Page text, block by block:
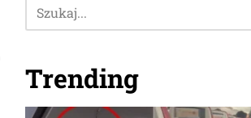
Trending